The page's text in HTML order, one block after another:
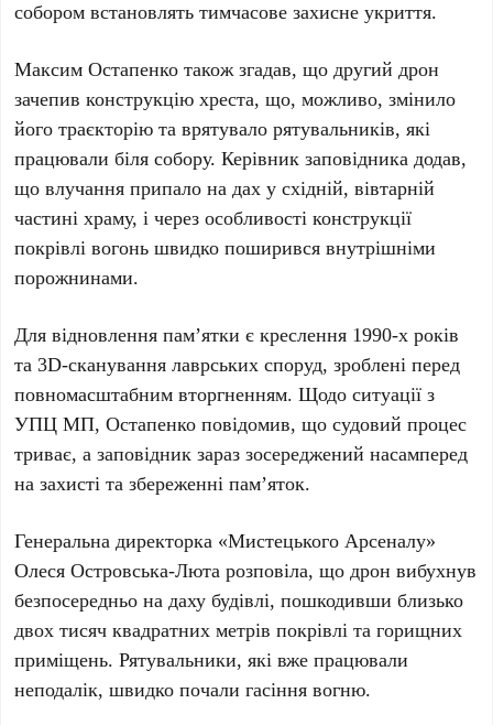
собором встановлять тимчасове захисне укриття.
Максим Остапенко також згадав, що другий дрон
зачепив конструкцію хреста, що, можливо, змінило
його траєкторію та врятувало рятувальників, які
працювали біля собору. Керівник заповідника додав,
що влучання припало на дах у східній, вівтарній
частині храму, і через особливості конструкції
покрівлі вогонь швидко поширився внутрішніми
порожнинами.
Для відновлення пам’ятки єкреслення 1990-х років
та3D-сканування лаврських споруд, зроблені перед
повномасштабним вторгненням. Щодо ситуації з
УПЦ МП,Остапенко повідомив, що судовий процес
триває, а заповідник зараз зосереджений насамперед
на захисті та збереженні пам’яток.
Генеральна директорка «Мистецького Арсеналу»
Олеся Островська-Люта розповіла, що дрон вибухнув
безпосередньо на даху будівлі, пошкодивши близько
двох тисяч квадратних метрів покрівлі та горищних
приміщень. Рятувальники, які вже працювали
неподалік, швидко почали гасіння вогню.